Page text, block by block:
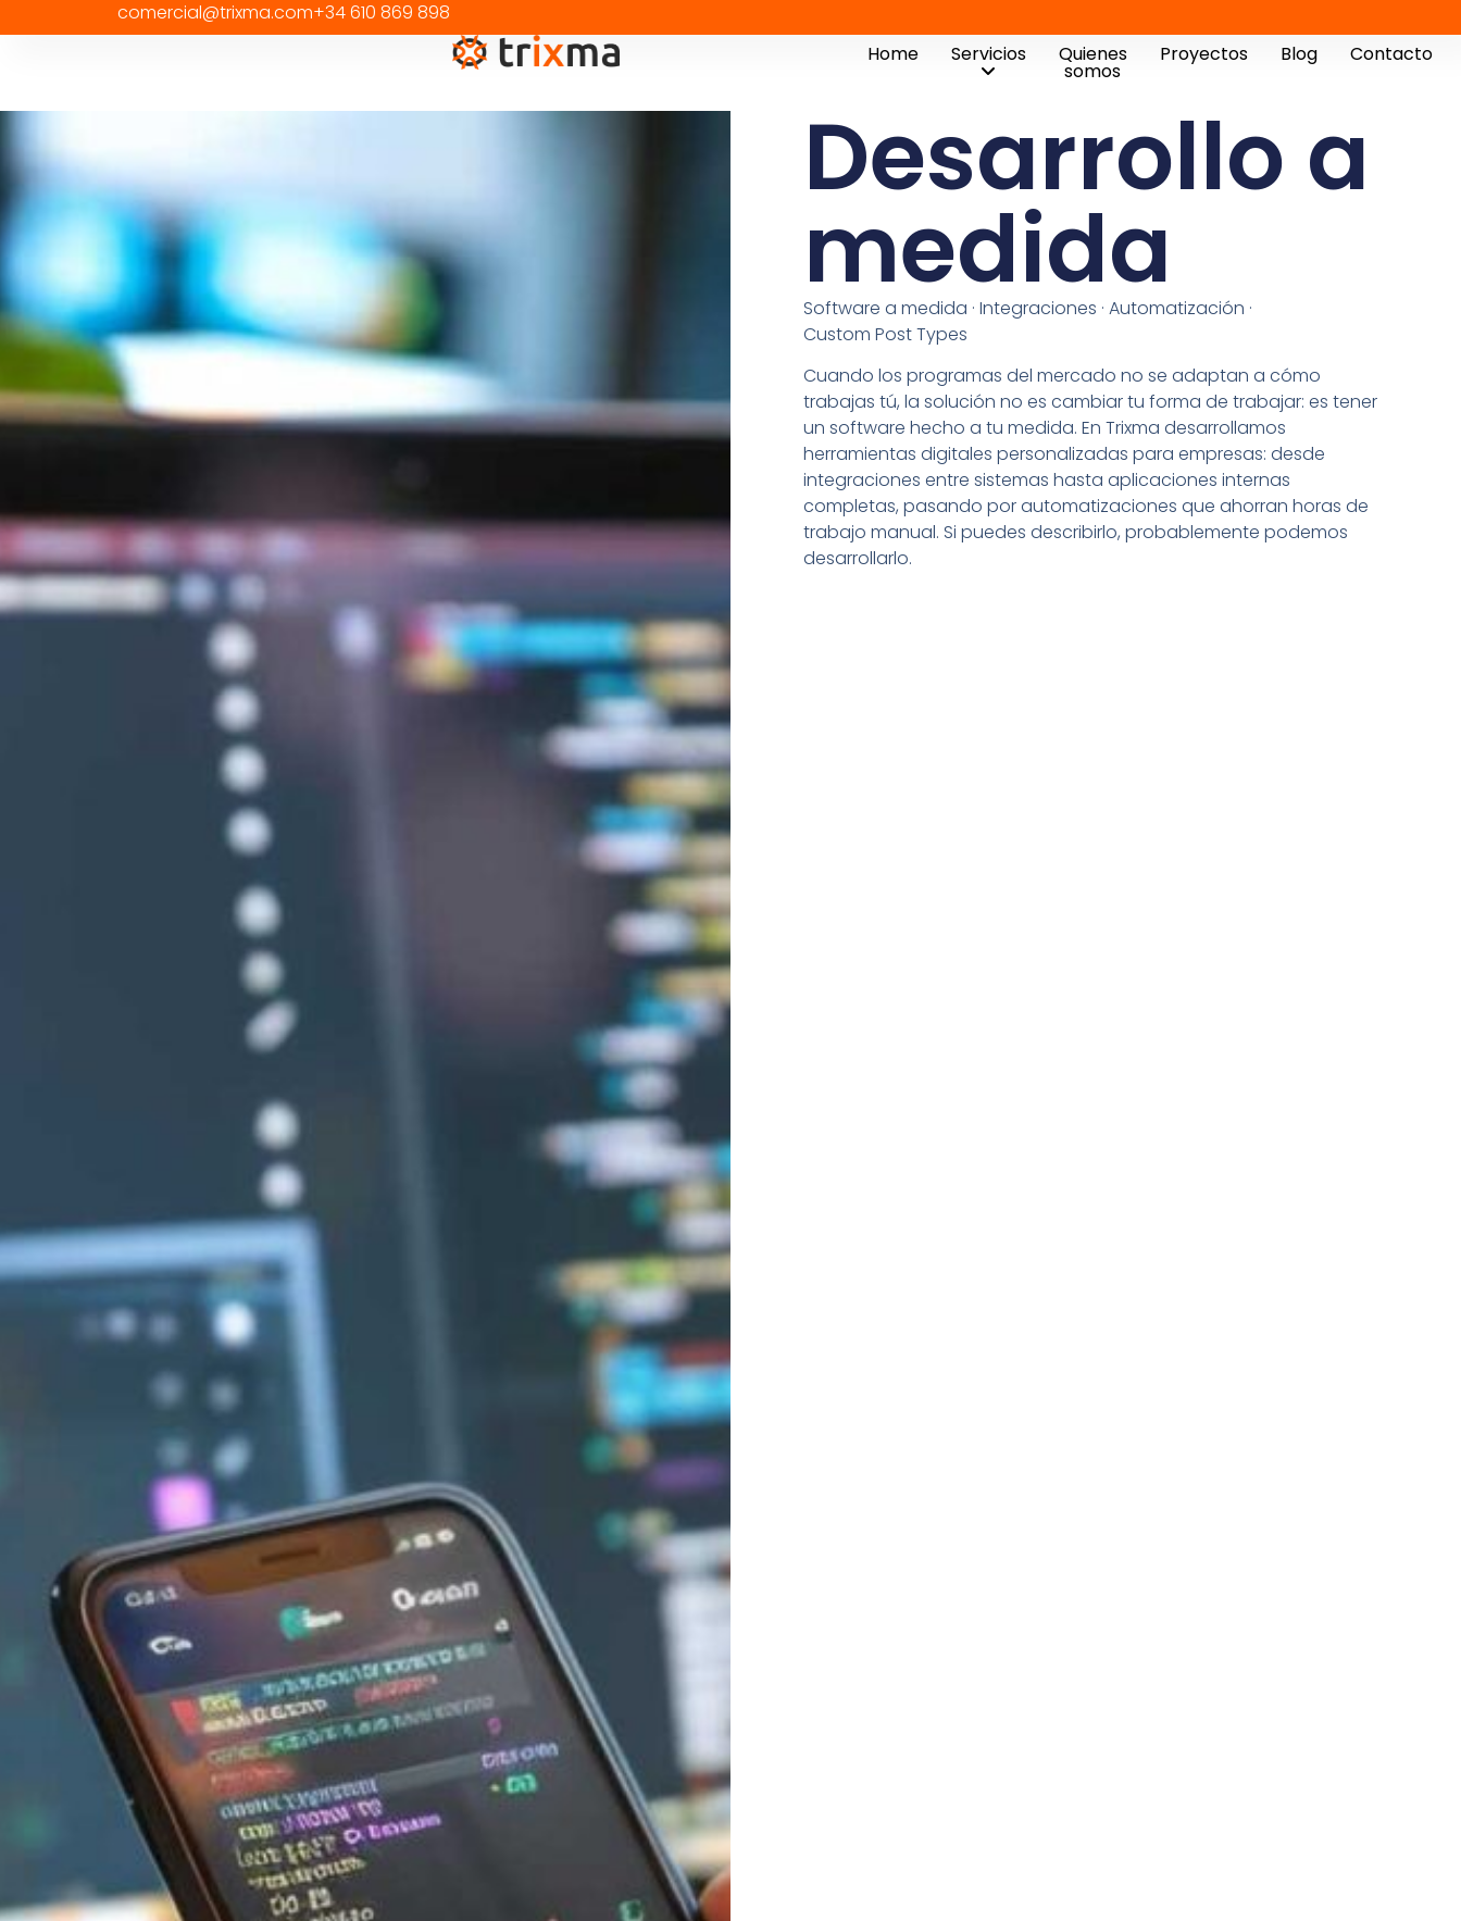
comercial@trixma.com+34 610 869 898
Home
Servicios Quienes
somos
Proyectos Blog Contacto
Desarrollo a
medida
Software a medida · Integraciones · Automatización ·
Custom Post Types
Cuando los programas del mercado no se adaptan a cómo
trabajas tú, la solución no es cambiar tu forma de trabajar: es tener
un software hecho a tu medida. En Trixma desarrollamos
herramientas digitales personalizadas para empresas: desde
integraciones entre sistemas hasta aplicaciones internas
completas, pasando por automatizaciones que ahorran horas de
trabajo manual. Si puedes describirlo, probablemente podemos
desarrollarlo.